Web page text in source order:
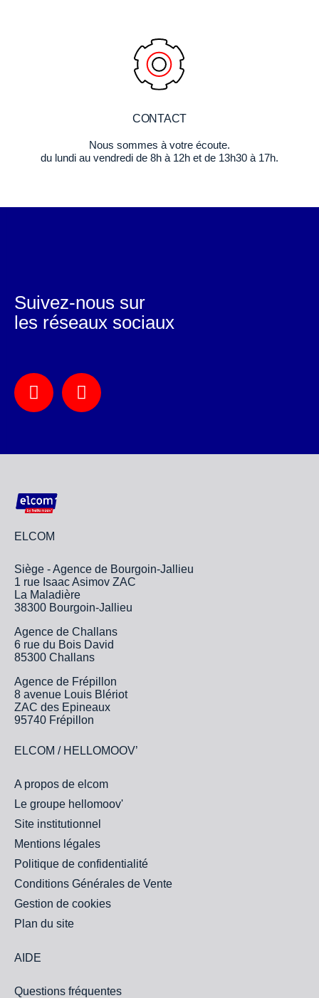
CONTACT
Nous sommes à votre écoute.
du lundi au vendredi de 8h à 12h et de 13h30 à 17h.
ELCOM
Siège - Agence de Bourgoin-Jallieu
1 rue Isaac Asimov ZAC
La Maladière
38300 Bourgoin-Jallieu
Agence de Challans
6 rue du Bois David
85300 Challans
Agence de Frépillon
8 avenue Louis Blériot
ZAC des Epineaux
95740 Frépillon
ELCOM / HELLOMOOV’
A propos de elcom
Le groupe hellomoov'
Site institutionnel
Mentions légales
Politique de confidentialité
Conditions Générales de Vente
Gestion de cookies
Plan du site
AIDE
Questions fréquentes
Suivez-nous sur
les réseaux sociaux